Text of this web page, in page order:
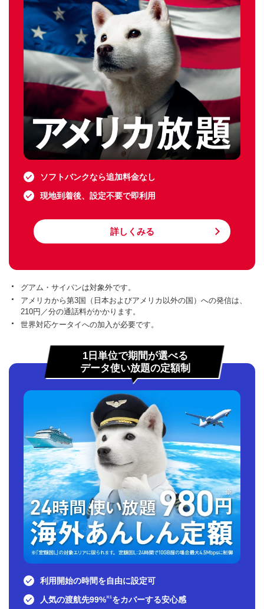
ソフトバンクなら追加料金なし
現地到着後、設定不要で即利用
詳しくみる
グアム・サイパンは対象外です。
アメリカから第3国（日本およびアメリカ以外の国）への発信は、
210円／分の通話料がかかります。
世界対応ケータイへの加入が必要です。
1日単位で期間が選べる
データ使い放題の定額制
利用開始の時間を自由に設定可
人気の渡航先99%※1 をカバーする安心感